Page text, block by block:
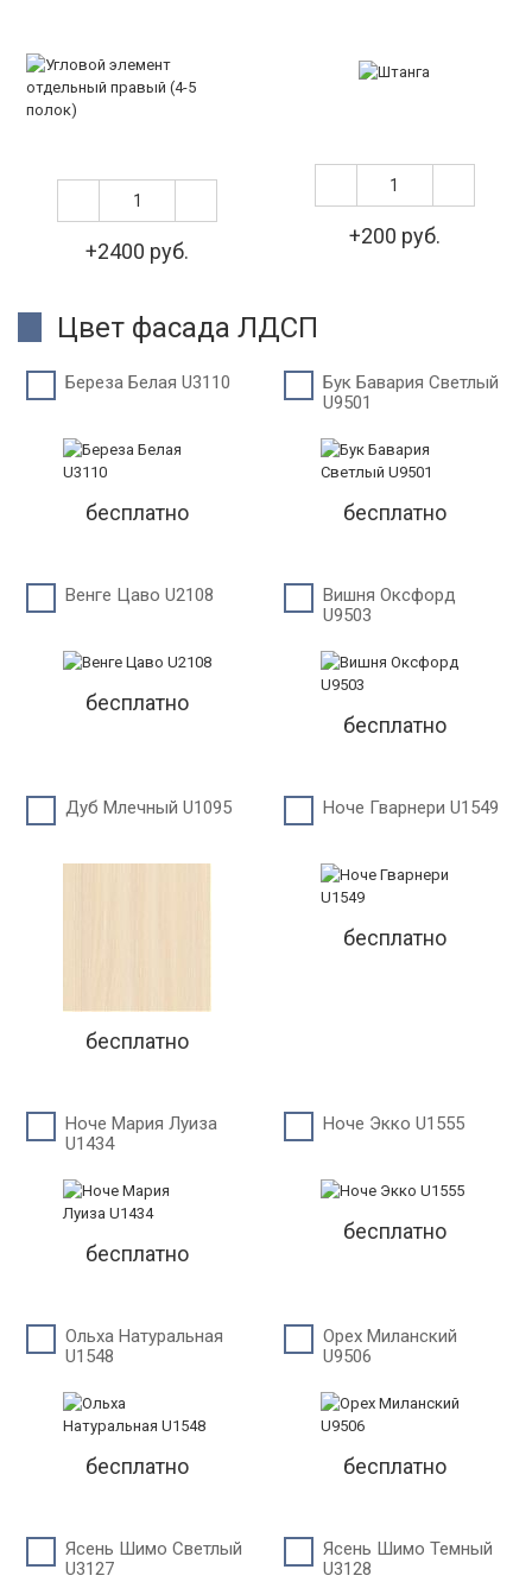
+2400 руб.
+200 руб.
Цвет фасада ЛДСП
Береза Белая U3110
бесплатно
Бук Бавария Светлый
U9501
бесплатно
Венге Цаво U2108
бесплатно
Вишня Оксфорд
U9503
бесплатно
Дуб Млечный U1095
бесплатно
Ноче Гварнери U1549
бесплатно
Ноче Мария Луиза
U1434
бесплатно
Ноче Экко U1555
бесплатно
Ольха Натуральная
U1548
бесплатно
Орех Миланский
U9506
бесплатно
Ясень Шимо Светлый
U3127
Ясень Шимо Темный
U3128